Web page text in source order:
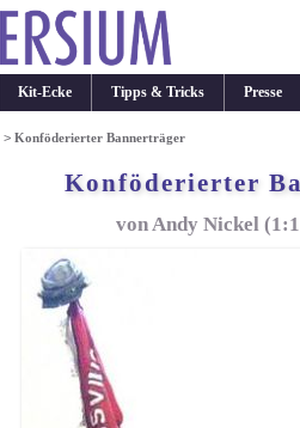
Kit-Ecke Tipps & Tricks Presse
>Konföderierter Bannerträger
Konföderierter
von Andy Nickel